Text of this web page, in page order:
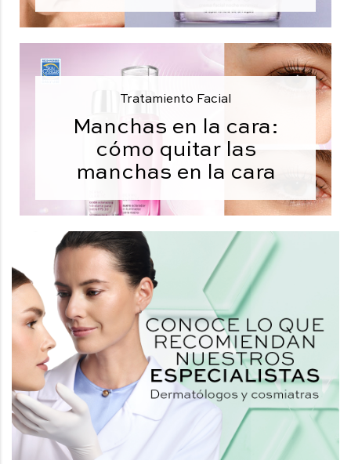
Tratamiento Facial
Manchas en la cara:
cómo quitar las
manchas en la cara